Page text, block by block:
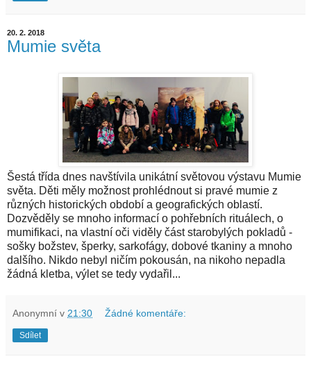
20. 2. 2018
Mumie světa
Šestá třída dnes navštívila unikátní světovou výstavu Mumie
světa. Děti měly možnost prohlédnout si pravé mumie z
různých historických období a geografických oblastí.
Dozvěděly se mnoho informací o pohřebních rituálech, o
mumifikaci, na vlastní oči viděly část starobylých pokladů -
sošky božstev, šperky, sarkofágy, dobové tkaniny a mnoho
dalšího. Nikdo nebyl ničím pokousán, na nikoho nepadla
žádná kletba, výlet se tedy vydařil...
Anonymní v 21:30 Žádné komentáře:
Sdílet